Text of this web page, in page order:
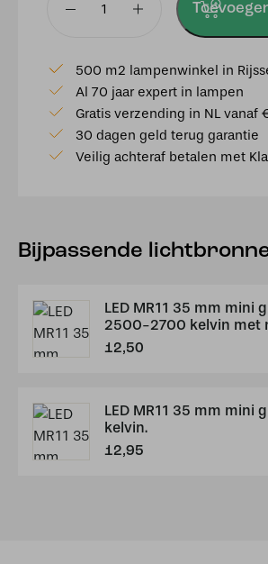
railspot
brons
mini
GU10
aantal
500 m2 lampenwinkel in
Al 70 jaar expert in lampen
Gratis verzending in NL vanaf
30 dagen geld terug garantie
Veilig achteraf betalen met
Bijpassende
LED MR11 35 mm
2500-2700 kelvin met
12,50
LED MR11 35 mm
kelvin.
12,95